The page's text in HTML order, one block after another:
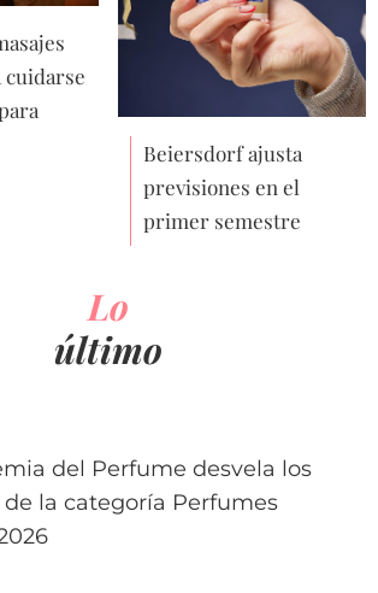
cuidarse
Beiersdorf ajusta
previsiones en el
primer semestre
Lo
último
del Perfume desvela los
la categoría Perfumes